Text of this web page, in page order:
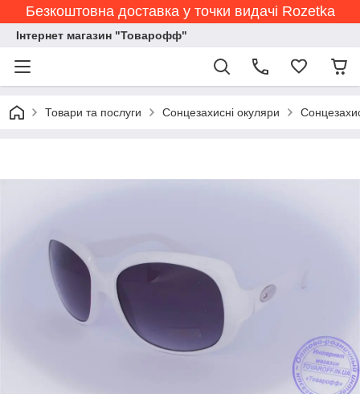
Безкоштовна доставка у точки видачі Rozetka
Інтернет магазин "Товарофф"
Товари та послуги Сонцезахисні окуляри